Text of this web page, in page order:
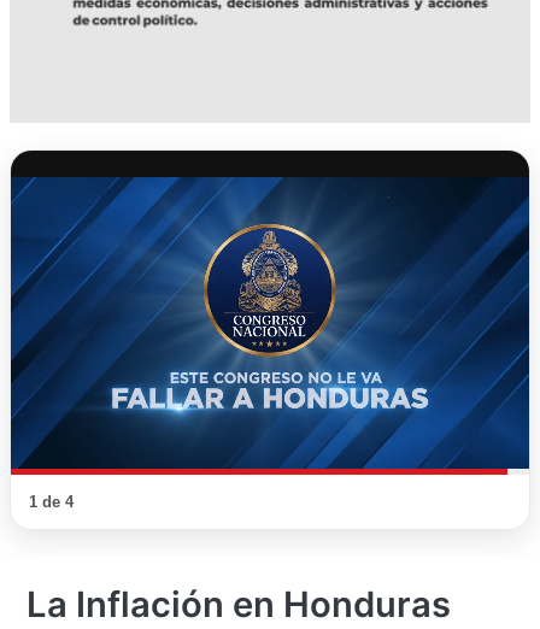
1 de 4
La Inflación en Honduras